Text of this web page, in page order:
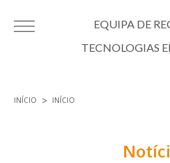
EQUIPA DE
TECNOLOGIAS
INÍCIO INÍCIO